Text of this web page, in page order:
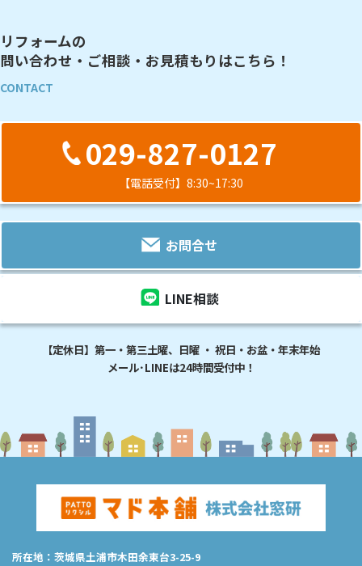
リフォームの
問い合わせ・ご相談・お見積もりはこちら！
CONTACT
029-827-0127
【電話受付】8:30~17:30
お問合せ
LINE相談
【定休日】第一・第三土曜、日曜 ・ 祝日・お盆・年末年始
メール･LINEは24時間受付中！
所在地：茨城県土浦市木田余東台3-25-9